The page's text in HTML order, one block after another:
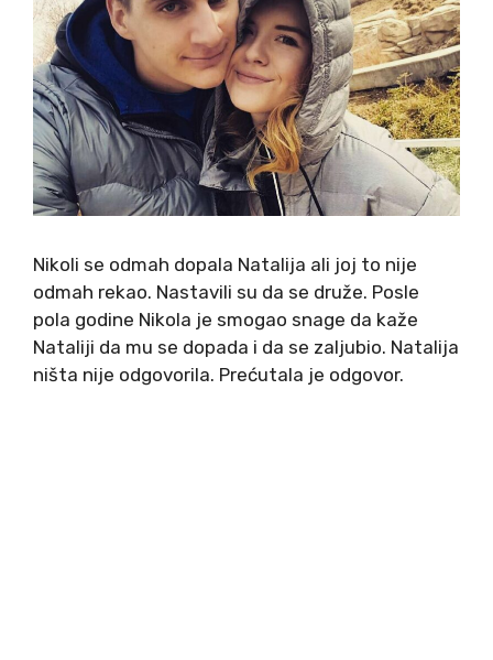
Nikoli se odmah dopala Natalija ali joj to nije
odmah rekao. Nastavili su da se druže. Posle
pola godine Nikola je smogao snage da kaže
Nataliji da mu se dopada i da se zaljubio. Natalija
ništa nije odgovorila. Prećutala je odgovor.